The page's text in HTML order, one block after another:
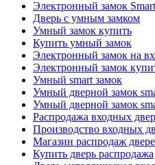
Электронный замок
Дверь с умным замком
Умный замок купить
Купить умный замок
Электронный замок на
Электронный замок
Умный smart замок
Умный дверной замок
Умный дверной замок
Распродажа входных
Производство входных
Магазин распродаж
Купить дверь распродажа